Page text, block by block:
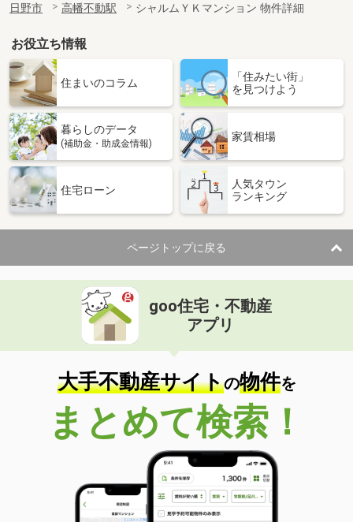
日野市
高幡不動駅 シャルムＹＫマンション 物件詳細
お役立ち情報
住まいのコラム
「住みたい街」
を見つけよう
暮らしのデータ
(補助金・助成金情報)
家賃相場
住宅ローン
人気タウン
ランキング
ページトップに戻る
goo住宅・不動産
アプリ
大手不動産サイトの物件を
まとめて検索！